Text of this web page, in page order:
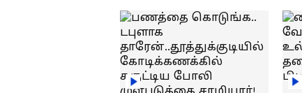
நேர்காணல்